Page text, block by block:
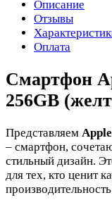
Описание
Отзывы
Оплата
Смартфон
256GB
Представляем
– смартфон,
стильный дизайн.
для тех, кто ценит